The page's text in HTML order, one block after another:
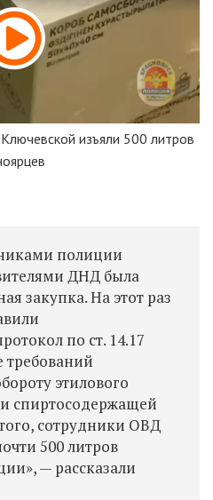
изъяли 500 литров
полиции
ДНД была
закупка. На этот раз
по ст. 14.17
этилового
спиртосодержащей
сотрудники ОВД
500 литров
— рассказали